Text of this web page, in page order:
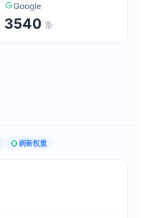
Google
3540 条
刷新权重